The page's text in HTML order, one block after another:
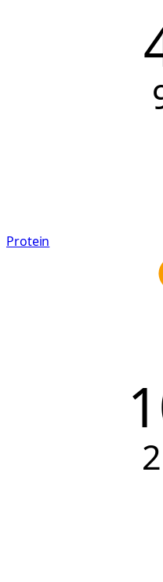
Protein